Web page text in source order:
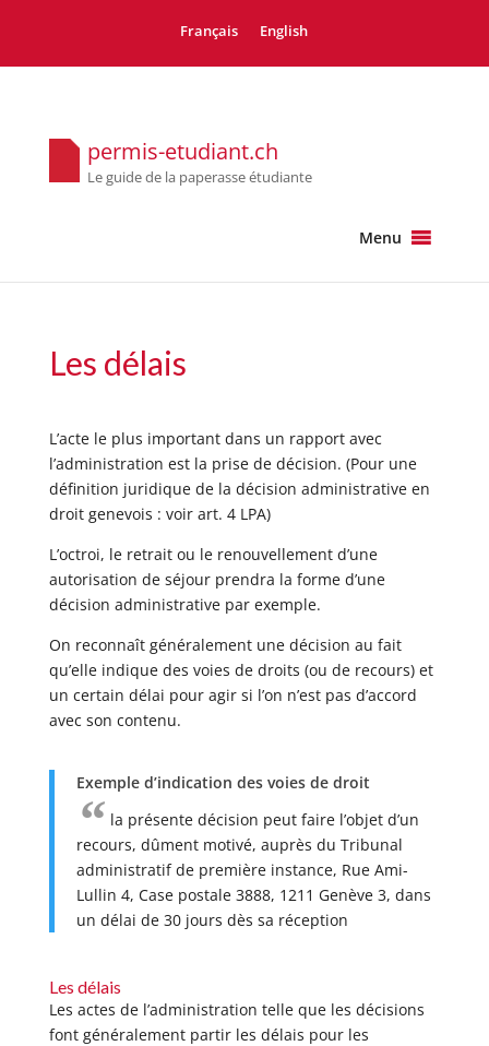
Français English
permis-etudiant.ch
Le guide de la paperasse étudiante
Menu
Les délais
L’acte le plus important dans un rapport avec
l’administration est la prise de décision. (Pour une
définition juridique de la décision administrative en
droit genevois : voir art. 4 LPA)
L’octroi, le retrait ou le renouvellement d’une
autorisation de séjour prendra la forme d’une
décision administrative par exemple.
On reconnaît généralement une décision au fait
qu’elle indique des voies de droits (ou de recours) et
un certain délai pour agir si l’on n’est pas d’accord
avec son contenu.
Exemple d’indication des voies de droit
la présente décision peut faire l’objet d’un
recours, dûment motivé, auprès du Tribunal
administratif de première instance, Rue Ami-
Lullin 4, Case postale 3888, 1211 Genève 3, dans
un délai de 30 jours dès sa réception
Les délais
Les actes de l’administration telle que les décisions
font généralement partir les délais pour les